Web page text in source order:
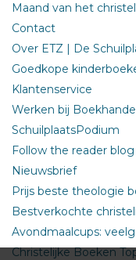
Maand van het
Contact
Over ETZ | De
Goedkope
Klantenservice
Werken bij
SchuilplaatsPodium
Follow the reader blog
Nieuwsbrief
Prijs beste theologie
Bestverkochte
Avondmaalcups:
Christelijke Boeken